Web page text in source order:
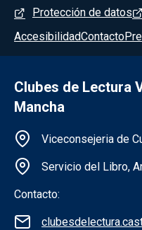
Menú del pie
Protección de datos
AccesibilidadContacto
Clubes de Lectura
Mancha
Información de
Viceconsejeria de
Servicio del Libro,
Contacto: